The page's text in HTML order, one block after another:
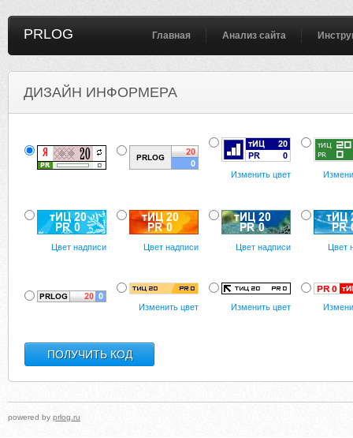
PRLOG Главная Анализ сайта
ДИЗАЙН ИНФОРМЕРА
Изменить цвет
Цвет надписи Цвет надписи Цвет надписи Цвет
Изменить цвет Изменить цвет
powered by prlog.ru